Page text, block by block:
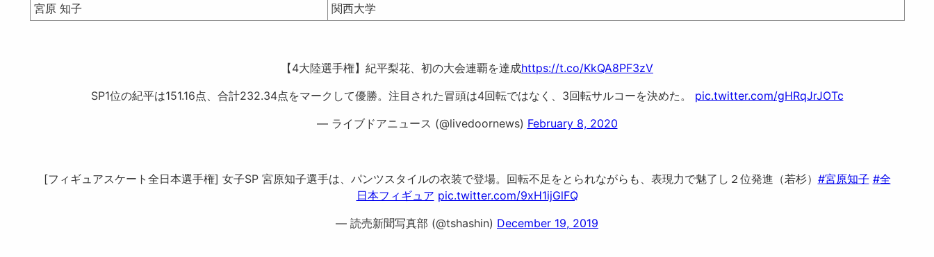
宮原 知子
関西大学
【4大陸選手権】紀平梨花、初の大会連覇を達成https://t.co/KkQA8PF3zV
SP1位の紀平は151.16点、合計232.34点をマークして優勝。注目された冒頭は4回転ではなく、3回転サルコーを決めた。 pic.twitter.com/gHRqJrJOTc
— ライブドアニュース (@livedoornews) February 8, 2020
[フィギュアスケート全日本選手権] 女子SP 宮原知子選手は、パンツスタイルの衣装で登場。回転不足をとられながらも、表現力で魅了し２位発進（若杉） #宮原知子 #全
日本フィギュア pic.twitter.com/9xH1ijGlFQ
— 読売新聞写真部 (@tshashin) December 19, 2019